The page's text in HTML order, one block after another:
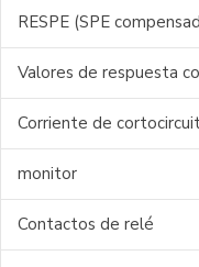
RESPE (SPE
Valores de respuesta
Corriente de
monitor
Contactos de relé